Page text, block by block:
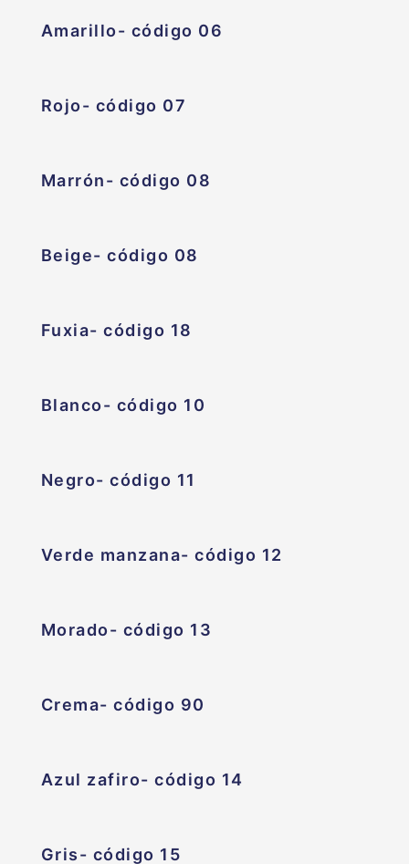
Amarillo- código 06
Rojo- código 07
Marrón- código 08
Beige- código 08
Fuxia- código 18
Blanco- código 10
Negro- código 11
Verde manzana- código 12
Morado- código 13
Crema- código 90
Azul zafiro- código 14
Gris- código 15